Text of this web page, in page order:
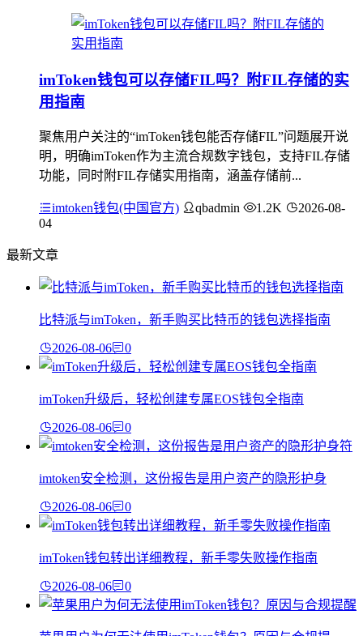
imToken钱包可以存储FIL吗？附FIL存储的实
用指南
聚焦用户关注的“imToken钱包能否存储FIL”问题展开说
明，明确imToken作为主流合规数字钱包，支持FIL存储
功能，同时附FIL存储实用指南，涵盖存储前...
imtoken钱包(中国官方) qbadmin 1.2K
2026-08-
04
最新文章
比特派与imToken，新手购买比特币的钱包选择指南
2026-08-06 0
imToken升级后，轻松创建专属EOS钱包全指南
2026-08-06 0
imtoken安全检测，这份报告是用户资产的隐形护身
2026-08-06 0
imToken钱包转出详细教程，新手零失败操作指南
2026-08-06 0